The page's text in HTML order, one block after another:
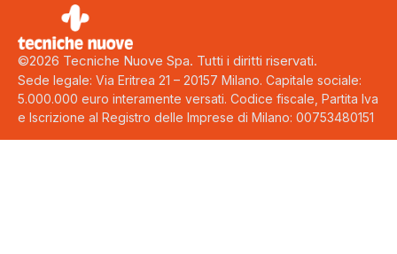
©2026 Tecniche Nuove Spa. Tutti i diritti riservati.
Sede legale: Via Eritrea 21 – 20157 Milano. Capitale sociale:
5.000.000 euro interamente versati. Codice fiscale, Partita Iva
e Iscrizione al Registro delle Imprese di Milano: 00753480151